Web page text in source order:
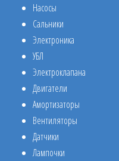
Насосы
Сальники
Электроника
УБЛ
Электроклапана
Двигатели
Амортизаторы
Вентиляторы
Датчики
Лампочки